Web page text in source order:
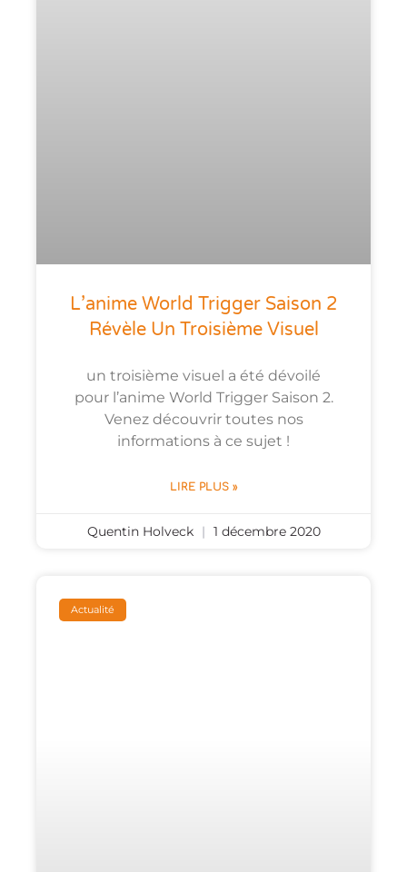
L’anime World Trigger Saison 2
Révèle Un Troisième Visuel
un troisième visuel a été dévoilé
pour l’anime World Trigger Saison 2.
Venez découvrir toutes nos
informations à ce sujet !
LIRE PLUS »
Quentin Holveck 1 décembre 2020
Actualité